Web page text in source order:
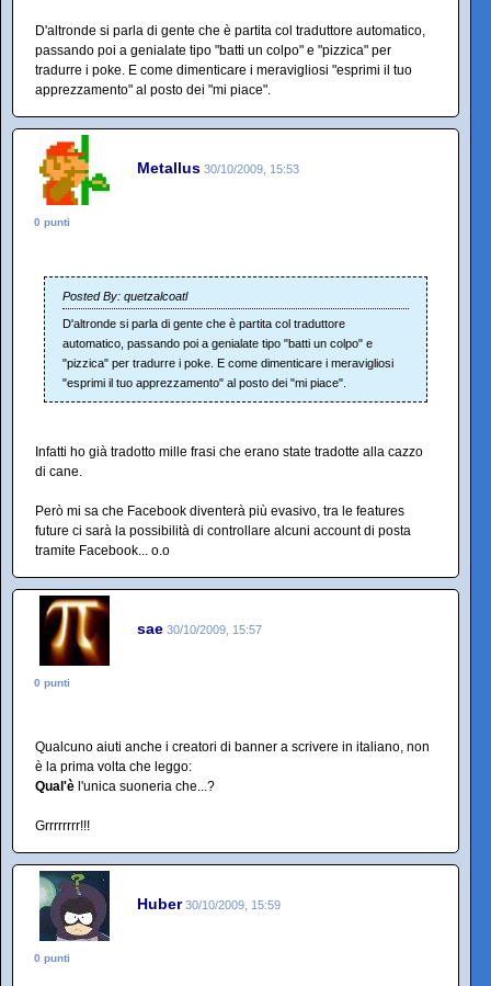
D'altronde si parla di gente che è partita col traduttore automatico,
passando poi a genialate tipo "batti un colpo" e "pizzica" per
tradurre i poke. E come dimenticare i meravigliosi "esprimi il tuo
apprezzamento" al posto dei "mi piace".
Metallus 30/10/2009, 15:53
0 punti
Posted By: quetzalcoatl
D'altronde si parla di gente che è partita col traduttore
automatico, passando poi a genialate tipo "batti un colpo" e
"pizzica" per tradurre i poke. E come dimenticare i meravigliosi
"esprimi il tuo apprezzamento" al posto dei "mi piace".
Infatti ho già tradotto mille frasi che erano state tradotte alla cazzo
di cane.
Però mi sa che Facebook diventerà più evasivo, tra le features
future ci sarà la possibilità di controllare alcuni account di posta
tramite Facebook... o.o
sae 30/10/2009, 15:57
0 punti
Qualcuno aiuti anche i creatori di banner a scrivere in italiano, non
è la prima volta che leggo:
Qual'è l'unica suoneria che...?
Grrrrrrrr!!!
Huber 30/10/2009, 15:59
0 punti